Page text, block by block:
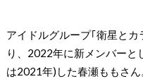
アイドルグループ｢衛星と
り、2022年に新メンバーと
は2021年)した春瀬ももさん